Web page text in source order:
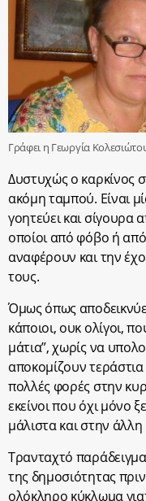
Γράφει η Γεωργία
Δυστυχώς ο καρκίνος
ακόμη ταμπού. Είναι
γοητεύει και σίγουρα
οποίοι από φόβο ή
αναφέρουν και την
τους.
Όμως όπως
κάποιοι, ουκ ολίγοι,
μάτια”, χωρίς να
αποκομίζουν
πολλές φορές στην
εκείνοι που όχι μόνο
μάλιστα και στην
Τρανταχτό
της δημοσιότητας
ολόκληρο κύκλωμα